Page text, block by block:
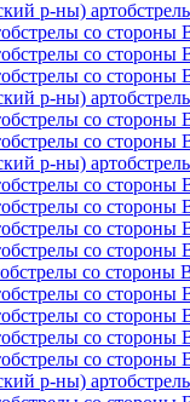
р-ны)
со
со
со
р-ны)
со
со
р-ны)
со
со
со
со
со стороны
со
со
со
со
р-ны)